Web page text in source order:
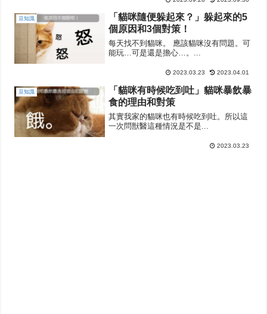
豆知識
「貓咪隨便躲起來？」躲起來的5
個原因和3個對策！
每天找不到貓咪。 應該貓咪沒有問題。可
能玩…可是還是擔心…。...
2023.03.23 2023.04.01
豆知識
「貓咪有時候吃到吐」貓咪暴飲暴
食的理由和對策
其實我家的貓咪也有時候吃到吐。所以這
一次問獣醫這種情況是不是...
2023.03.23